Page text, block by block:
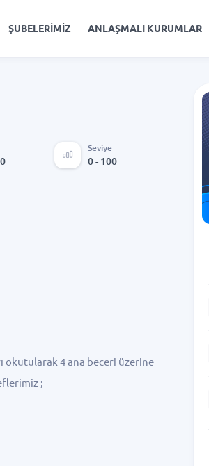
ŞUBELERİMİZ ANLAŞMALI KURUMLAR
Seviye
0 - 100
okutularak 4 ana beceri üzerine
;